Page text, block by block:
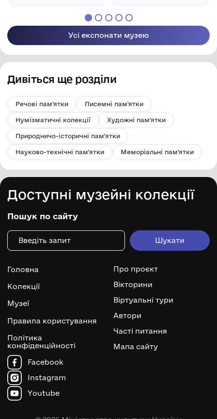
Усі експонати музею
Дивіться ще розділи
Речові пам'ятки Писемні пам'ятки
Нумізматичні колекції Художні пам'ятки
Природничо-історичні пам'ятки
Науково-технічні пам'ятки Меморіальні пам'ятки
Доступні музейні колекції
Пошук по сайту
Головна
Колекції
Музеї
Правила користування
Політика
конфіденційності
Про проєкт
Вікторини
Віртуальні тури
Автори
Часті питання
Мапа сайту
Facebook
Instagram
Youtube